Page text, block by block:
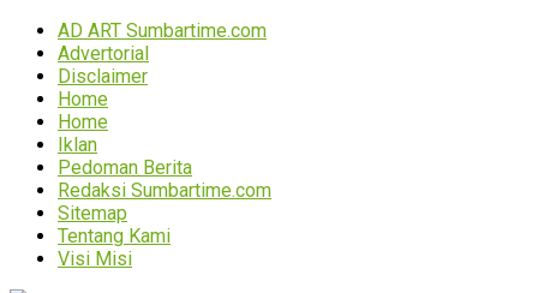
AD ART Sumbartime.com
Advertorial
Disclaimer
Home
Home
Iklan
Pedoman Berita
Redaksi Sumbartime.com
Sitemap
Tentang Kami
Visi Misi